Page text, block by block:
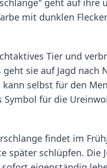
geht auf ihre
mit dunklen
Tier und
sie auf Jagd nach
selbst für den
für die
findet im
später schlüpfen. Die